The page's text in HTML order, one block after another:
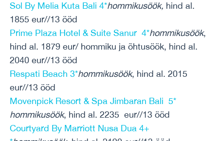
Sol By Melia Kuta Bali 4*hommikusöök, hind al.
1855 eur//13 ööd
Prime Plaza Hotel & Suite Sanur 4*hommikusöök,
hind al. 1879 eur/ hommiku ja õhtusöök, hind al.
2040 eur//13 ööd
Respati Beach 3*hommikusöök, hind al. 2015
eur//13 ööd
Movenpick Resort & Spa Jimbaran Bali 5*
hommikusöök, hind al. 2235 eur//13 ööd
Courtyard By Marriott Nusa Dua 4+